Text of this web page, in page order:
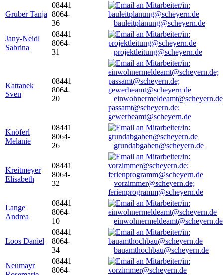
Gruber Tanja
08441
8064-
36
bauleitplanung@scheyern.de
Jany-Neidl
Sabrina
08441
8064-
31
projektleitung@scheyern.de
Kattanek
Sven
08441
8064-
20
passamt@scheyern.de;
gewerbeamt@scheyern.de
Knöferl
Melanie
08441
8064-
26
grundabgaben@scheyern.de
Kreitmeyer
Elisabeth
08441
8064-
32
vorzimmer@scheyern.de;
ferienprogramm@scheyern.de
Lange
Andrea
08441
8064-
10
einwohnermeldeamt@scheyern.de
Loos Daniel
08441
8064-
34
bauamthochbau@scheyern.de
Neumayr
08441
8064-